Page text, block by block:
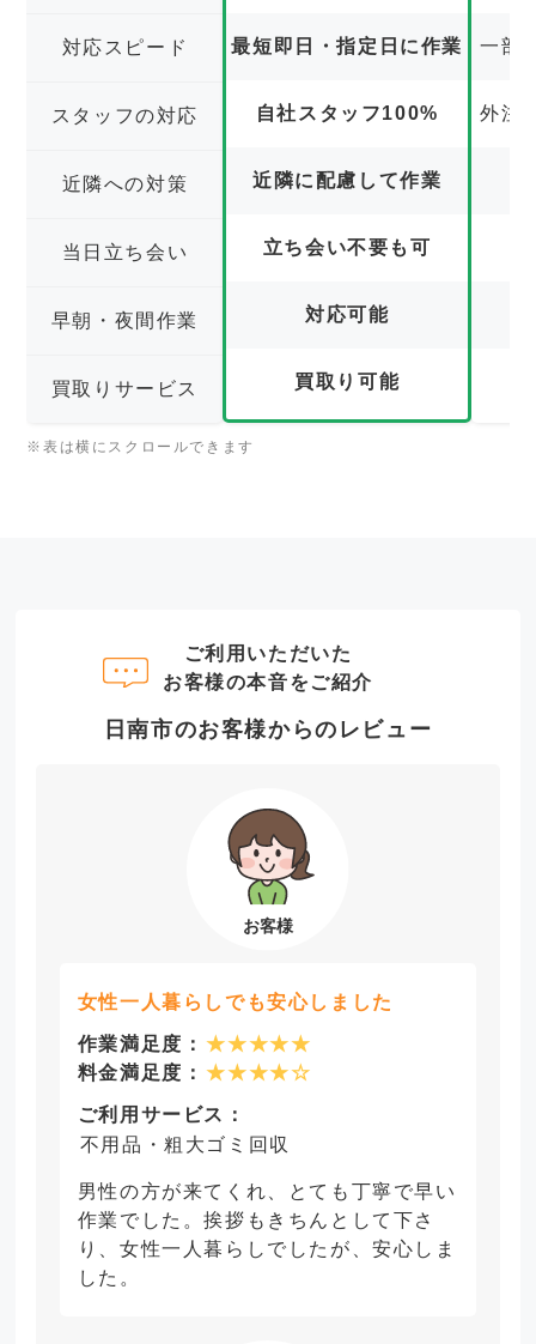
対応スピード
スタッフの対応
近隣への対策
当日立ち会い
早朝・夜間作業
買取りサービス
最短即日・指定日に作業
自社スタッフ100%
近隣に配慮して作業
立ち会い不要も可
対応可能
買取り可能
一部
外注
※表は横にスクロールできます
ご利用いただいた
お客様の本音をご紹介
日南市のお客様からのレビュー
女性一人暮らしでも安心しました
作業満足度： ★★★★★
料金満足度： ★★★★☆
ご利用サービス：
不用品・粗大ゴミ回収
男性の方が来てくれ、とても丁寧で早い
作業でした。挨拶もきちんとして下さ
り、女性一人暮らしでしたが、安心しま
した。